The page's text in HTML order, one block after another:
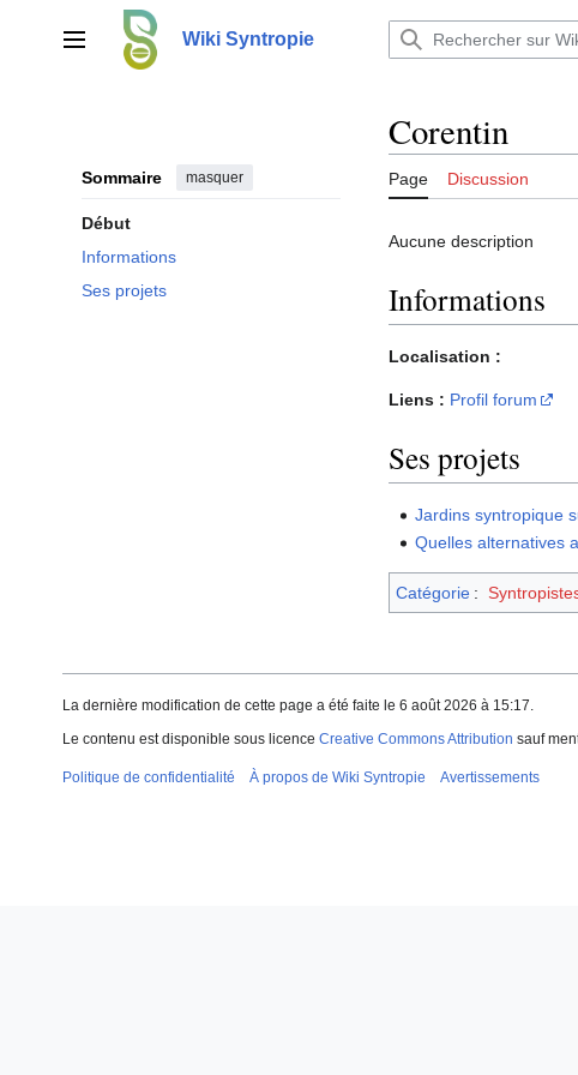
contenu Menu principalWiki Syntropie
Sommaire masquer
Début
Informations
Ses projets
Corentin
Page Discussion
Aucune description
Informations
Localisation :
Liens : Profil forum
Ses projets
Jardins syntropique
Quelles alternatives
Catégorie :
La dernière modification de cette page a été faite le 6 août 2026 à 15:17.
Le contenu est disponible sous licence Creative Commons Attribution sauf
Politique de confidentialité À propos de Wiki Syntropie Avertissements